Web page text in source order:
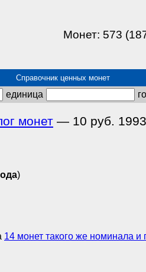
Монет: 573
Справочник ценных монет
единица
монет — 10 руб. 1993
)
14 монет такого же номинала и